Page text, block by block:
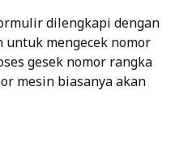
dilengkapi dengan
untuk mengecek nomor
gesek nomor rangka
mesin biasanya akan